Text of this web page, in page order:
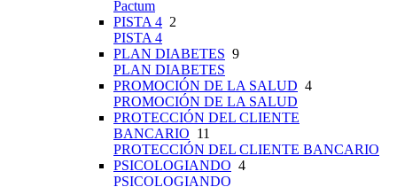
Pactum
PISTA 4 2
PISTA 4
PLAN DIABETES 9
PLAN DIABETES
PROMOCIÓN DE LA SALUD 4
PROMOCIÓN DE LA SALUD
PROTECCIÓN DEL CLIENTE
BANCARIO 11
PROTECCIÓN DEL CLIENTE BANCARIO
PSICOLOGIANDO 4
PSICOLOGIANDO